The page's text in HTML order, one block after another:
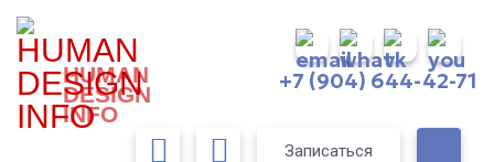
HUMAN
DESIGN
INFO
+7 (904) 644-42-71
Записаться